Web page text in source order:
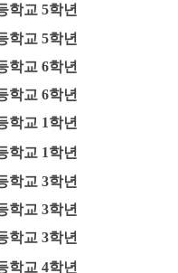
학교 5학년
학교 5학년
학교 6학년
학교 6학년
학교 1학년
학교 1학년
학교 3학년
학교 3학년
학교 3학년
학교 4학년